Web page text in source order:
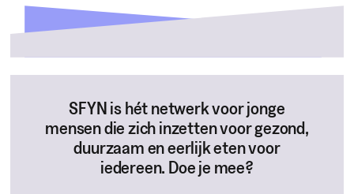
SFYN is hét netwerk voor jonge
mensen die zich inzetten voor gezond,
duurzaam en eerlijk eten voor
iedereen. Doe je mee?